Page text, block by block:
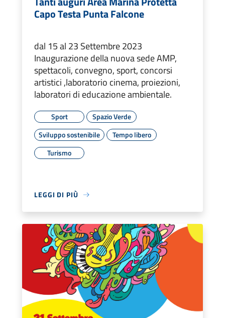
Capo Testa Punta Falcone
dal 15 al 23 Settembre 2023
Inaugurazione della nuova sede AMP,
spettacoli, convegno, sport, concorsi
artistici ,laboratorio cinema, proiezioni,
laboratori di educazione ambientale.
Sport
Spazio Verde
Sviluppo sostenibile
Tempo libero
Turismo
LEGGI DI PIÙ